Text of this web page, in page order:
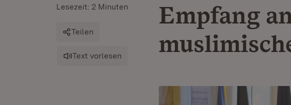
Empfang
Lesezeit: 2 Minuten
Teilen
Text vorlesen